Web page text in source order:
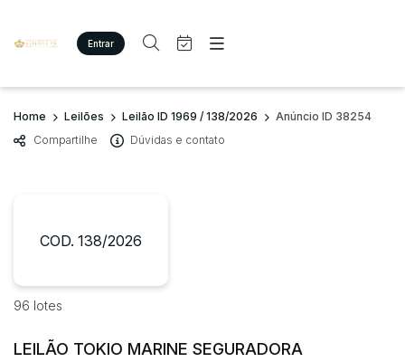
Entrar
Criar conta Entrar
Site
Agenda
Quem Somos
Imóveis
Veículos
Carros
Busca por palavra-chave
Bairro
Judiciais Extrajudiciais
Quem Somos
Home Leilões Leilão ID 1969 / 138/2026
Anúncio ID 38254
Compartilhe
Dúvidas e contato
COD. 138/2026
96 lotes
LEILÃO TOKIO MARINE SEGURADORA